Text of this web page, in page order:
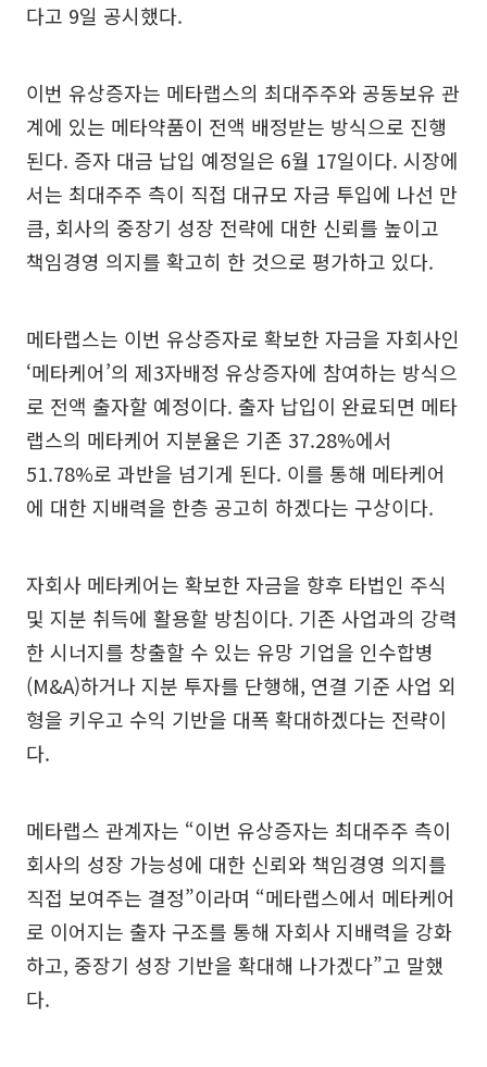
다고 9일 공시했다.
이번 유상증자는 메타랩스의 최대주주와 공동보유 관
계에 있는 메타약품이 전액 배정받는 방식으로 진행
된다. 증자 대금 납입 예정일은 6월 17일이다. 시장에
서는 최대주주 측이 직접 대규모 자금 투입에 나선 만
큼, 회사의 중장기 성장 전략에 대한 신뢰를 높이고
책임경영 의지를 확고히 한 것으로 평가하고 있다.
메타랩스는 이번 유상증자로 확보한 자금을 자회사인
‘메타케어’의 제3자배정 유상증자에 참여하는 방식으
로 전액 출자할 예정이다. 출자 납입이 완료되면 메타
랩스의 메타케어 지분율은 기존 37.28%에서
51.78%로 과반을 넘기게 된다. 이를 통해 메타케어
에 대한 지배력을 한층 공고히 하겠다는 구상이다.
자회사 메타케어는 확보한 자금을 향후 타법인 주식
및 지분 취득에 활용할 방침이다. 기존 사업과의 강력
한 시너지를 창출할 수 있는 유망 기업을 인수합병
(M&A)하거나 지분 투자를 단행해, 연결 기준 사업 외
형을 키우고 수익 기반을 대폭 확대하겠다는 전략이
다.
메타랩스 관계자는 “이번 유상증자는 최대주주 측이
회사의 성장 가능성에 대한 신뢰와 책임경영 의지를
직접 보여주는 결정”이라며 “메타랩스에서 메타케어
로 이어지는 출자 구조를 통해 자회사 지배력을 강화
하고, 중장기 성장 기반을 확대해 나가겠다”고 말했
다.